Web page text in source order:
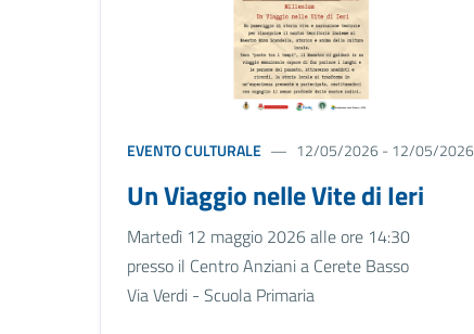
EVENTO CULTURALE 12/05/2026 - 12/05/2026
Un Viaggio nelle Vite di Ieri
Martedì 12 maggio 2026 alle ore 14:30
presso il Centro Anziani a Cerete Basso
Via Verdi - Scuola Primaria